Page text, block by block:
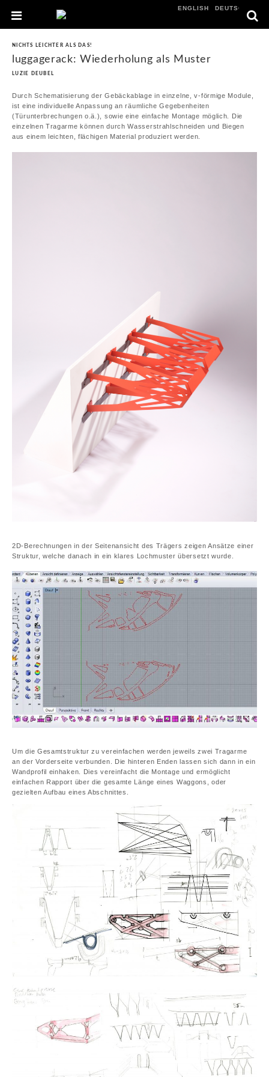
ENGLISH DEUTSCH
NICHTS LEICHTER ALS DAS!
luggagerack: Wiederholung als Muster
LUZIE DEUBEL
Durch Schematisierung der Gebäckablage in einzelne, v-förmige Module,
ist eine individuelle Anpassung an räumliche Gegebenheiten
(Türunterbrechungen o.ä.), sowie eine einfache Montage möglich. Die
einzelnen Tragarme können durch Wasserstrahlschneiden und Biegen
aus einem leichten, flächigen Material produziert werden.
2D-Berechnungen in der Seitenansicht des Trägers zeigen Ansätze einer
Struktur, welche danach in ein klares Lochmuster übersetzt wurde.
Um die Gesamtstruktur zu vereinfachen werden jeweils zwei Tragarme
an der Vorderseite verbunden. Die hinteren Enden lassen sich dann in ein
Wandprofil einhaken. Dies vereinfacht die Montage und ermöglicht
einfachen Rapport über die gesamte Länge eines Waggons, oder
gezielten Aufbau eines Abschnittes.